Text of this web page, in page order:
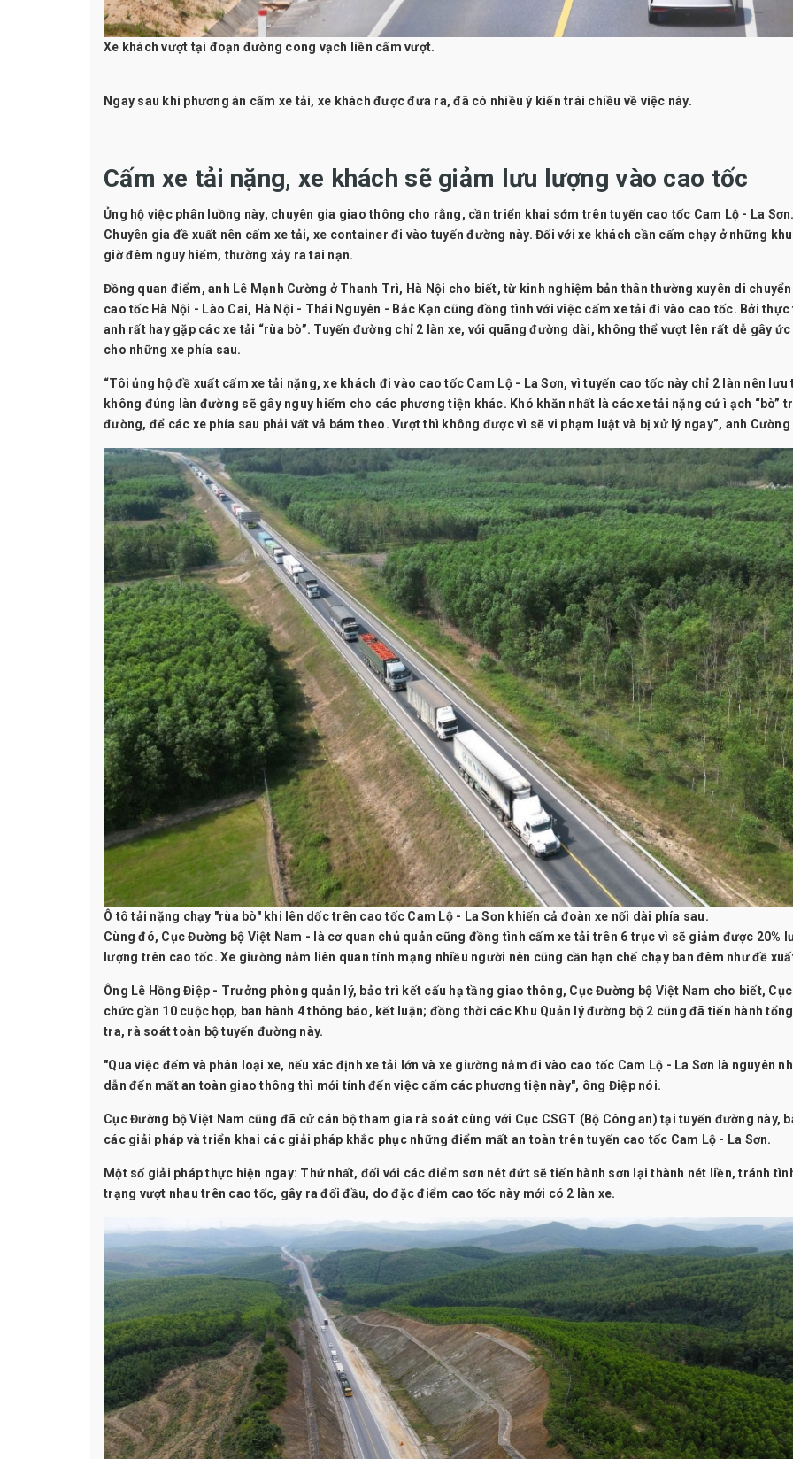
Xe khách vượt tại đoạn đường cong vạch liền cấm vượt.
Ngay sau khi phương án cấm xe tải, xe khách được đưa ra, đã có nhiều ý kiến trái chiều về việc này.
Cấm xe tải nặng, xe khách sẽ giảm lưu lượng vào cao tốc
Ủng hộ việc phân luồng này, chuyên gia giao thông cho rằng, cần triển khai sớm trên tuyến cao tốc Cam Lộ - La
Chuyên gia đề xuất nên cấm xe tải, xe container đi vào tuyến đường này. Đối với xe khách cần cấm chạy ở những
giờ đêm nguy hiểm, thường xảy ra tai nạn.
Đồng quan điểm, anh Lê Mạnh Cường ở Thanh Trì, Hà Nội cho biết, từ kinh nghiệm bản thân thường xuyên di
cao tốc Hà Nội - Lào Cai, Hà Nội - Thái Nguyên - Bắc Kạn cũng đồng tình với việc cấm xe tải đi vào cao tốc. Bởi thực
anh rất hay gặp các xe tải “rùa bò”. Tuyến đường chỉ 2 làn xe, với quãng đường dài, không thể vượt lên rất dễ gây ức
cho những xe phía sau.
“Tôi ủng hộ đề xuất cấm xe tải nặng, xe khách đi vào cao tốc Cam Lộ - La Sơn, vì tuyến cao tốc này chỉ 2 làn nên lưu
không đúng làn đường sẽ gây nguy hiểm cho các phương tiện khác. Khó khăn nhất là các xe tải nặng cứ ì ạch “bò”
đường, để các xe phía sau phải vất vả bám theo. Vượt thì không được vì sẽ vi phạm luật và bị xử lý ngay”, anh
Ô tô tải nặng chạy "rùa bò" khi lên dốc trên cao tốc Cam Lộ - La Sơn khiến cả đoàn xe nối dài phía sau.
Cùng đó, Cục Đường bộ Việt Nam - là cơ quan chủ quản cũng đồng tình cấm xe tải trên 6 trục vì sẽ giảm được 20%
lượng trên cao tốc. Xe giường nằm liên quan tính mạng nhiều người nên cũng cần hạn chế chạy ban đêm như đề
Ông Lê Hồng Điệp - Trưởng phòng quản lý, bảo trì kết cấu hạ tầng giao thông, Cục Đường bộ Việt Nam cho biết,
chức gần 10 cuộc họp, ban hành 4 thông báo, kết luận; đồng thời các Khu Quản lý đường bộ 2 cũng đã tiến hành
tra, rà soát toàn bộ tuyến đường này.
"Qua việc đếm và phân loại xe, nếu xác định xe tải lớn và xe giường nằm đi vào cao tốc Cam Lộ - La Sơn là nguyên
dẫn đến mất an toàn giao thông thì mới tính đến việc cấm các phương tiện này", ông Điệp nói.
Cục Đường bộ Việt Nam cũng đã cử cán bộ tham gia rà soát cùng với Cục CSGT (Bộ Công an) tại tuyến đường này,
các giải pháp và triển khai các giải pháp khắc phục những điểm mất an toàn trên tuyến cao tốc Cam Lộ - La Sơn.
Một số giải pháp thực hiện ngay: Thứ nhất, đối với các điểm sơn nét đứt sẽ tiến hành sơn lại thành nét liền, tránh
trạng vượt nhau trên cao tốc, gây ra đối đầu, do đặc điểm cao tốc này mới có 2 làn xe.